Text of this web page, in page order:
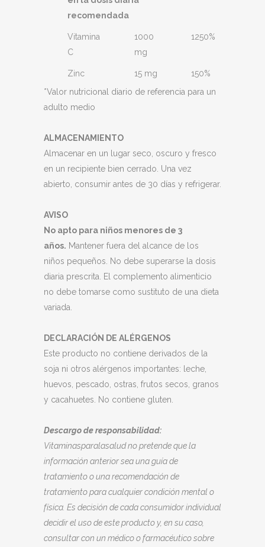
recomendada
Vitamina
C
1000
mg
1250%
Zinc 15 mg
150%
*Valor nutricional diario de referencia para un
adulto medio
ALMACENAMIENTO
Almacenar en un lugar seco, oscuro y fresco
en un recipiente bien cerrado. Una vez
abierto, consumir antes de 30 días y refrigerar.
AVISO
No apto para niños menores de 3
años. Mantener fuera del alcance de los
niños pequeños. No debe superarse la dosis
diaria prescrita. El complemento alimenticio
no debe tomarse como sustituto de una dieta
variada.
DECLARACIÓN DE ALÉRGENOS
Este producto no contiene derivados de la
soja ni otros alérgenos importantes: leche,
huevos, pescado, ostras, frutos secos, granos
y cacahuetes. No contiene gluten.
Descargo de responsabilidad:
Vitaminasparalasalud no pretende que la
información anterior sea una guía de
tratamiento o una recomendación de
tratamiento para cualquier condición mental o
física. Es decisión de cada consumidor individual
decidir el uso de este producto y, en su caso,
consultar con un médico o farmacéutico sobre